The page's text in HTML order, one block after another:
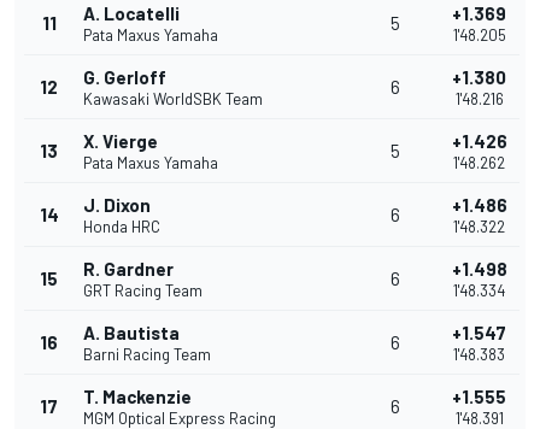
11 A. Locatelli
Pata Maxus Yamaha
5 +1.369
1'48.205
12 G. Gerloff
Kawasaki WorldSBK Team
6 +1.380
1'48.216
13 X. Vierge
Pata Maxus Yamaha
5 +1.426
1'48.262
14 J. Dixon
Honda HRC
6 +1.486
1'48.322
15 R. Gardner
GRT Racing Team
6 +1.498
1'48.334
16 A. Bautista
Barni Racing Team
6 +1.547
1'48.383
17 T. Mackenzie
MGM Optical Express Racing
6 +1.555
1'48.391